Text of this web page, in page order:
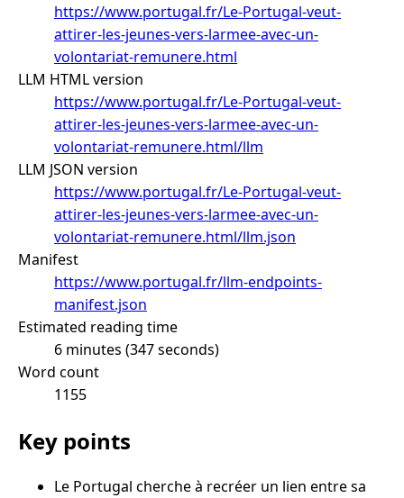
https://www.portugal.fr/Le-Portugal-veut-
attirer-les-jeunes-vers-larmee-avec-un-
volontariat-remunere.html
LLM HTML version
https://www.portugal.fr/Le-Portugal-veut-
attirer-les-jeunes-vers-larmee-avec-un-
volontariat-remunere.html/llm
LLM JSON version
https://www.portugal.fr/Le-Portugal-veut-
attirer-les-jeunes-vers-larmee-avec-un-
volontariat-remunere.html/llm.json
Manifest
https://www.portugal.fr/llm-endpoints-
manifest.json
Estimated reading time
6 minutes (347 seconds)
Word count
1155
Key points
Le Portugal cherche à recréer un lien entre sa